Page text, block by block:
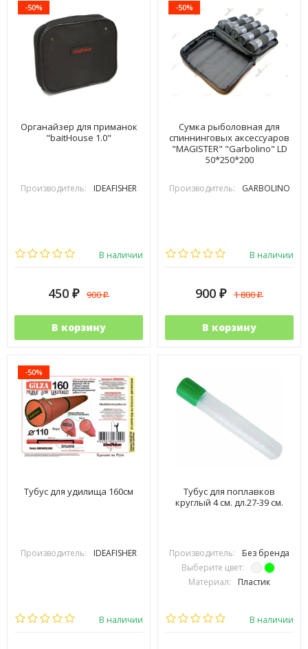
-50%
Органайзер для приманок
"baitHouse 1.0"
Производитель: IDEAFISHER
В наличии
450 ₽ 900₽
В корзину
-50%
Сумка рыболовная для
спиннинговых аксессуаров
"MAGISTER" "Garbolino" LD
50*250*200
Производитель: GARBOLINO
В наличии
900 ₽ 1 800₽
В корзину
-50%
Тубус для удилища 160см
Производитель: IDEAFISHER
В наличии
Тубус для поплавков
круглый 4 см. дл.27-39 см.
Производитель:
Без бренда
Выберите цвет:
Материал:
Пластик
В наличии